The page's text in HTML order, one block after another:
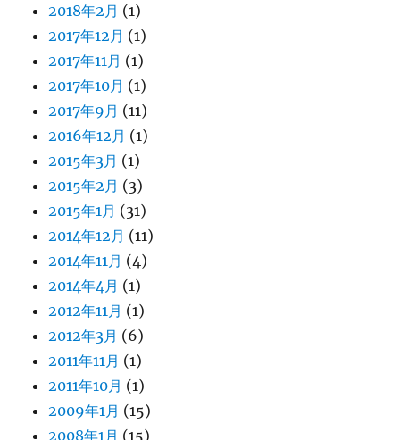
2018年2月 (1)
2017年12月 (1)
2017年11月 (1)
2017年10月 (1)
2017年9月 (11)
2016年12月 (1)
2015年3月 (1)
2015年2月 (3)
2015年1月 (31)
2014年12月 (11)
2014年11月 (4)
2014年4月 (1)
2012年11月 (1)
2012年3月 (6)
2011年11月 (1)
2011年10月 (1)
2009年1月 (15)
2008年1月 (15)